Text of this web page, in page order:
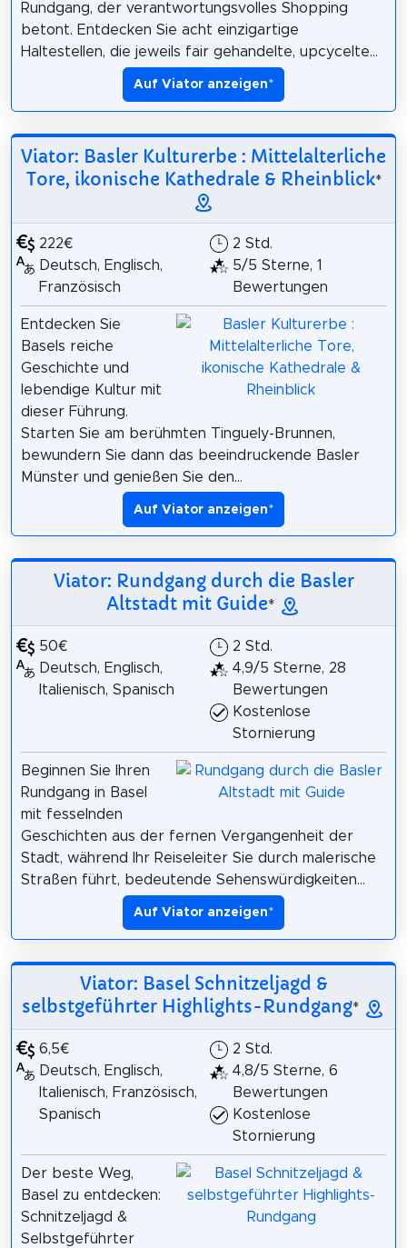
Rundgang, der verantwortungsvolles Shopping
betont. Entdecken Sie acht einzigartige
Haltestellen, die jeweils fair gehandelte, upcycelte...
Auf Viator anzeigen*
Viator: Basler Kulturerbe : Mittelalterliche
Tore, ikonische Kathedrale & Rheinblick*
222€
Deutsch, Englisch,
Französisch
2 Std.
5/5 Sterne, 1
Bewertungen
Entdecken Sie
Basels reiche
Geschichte und
lebendige Kultur mit
dieser Führung.
Starten Sie am berühmten Tinguely-Brunnen,
bewundern Sie dann das beeindruckende Basler
Münster und genießen Sie den...
Auf Viator anzeigen*
Viator: Rundgang durch die Basler
Altstadt mit Guide*
50€
Deutsch, Englisch,
Italienisch, Spanisch
2 Std.
4,9/5 Sterne, 28
Bewertungen
Kostenlose
Stornierung
Beginnen Sie Ihren
Rundgang in Basel
mit fesselnden
Geschichten aus der fernen Vergangenheit der
Stadt, während Ihr Reiseleiter Sie durch malerische
Straßen führt, bedeutende Sehenswürdigkeiten...
Auf Viator anzeigen*
Viator: Basel Schnitzeljagd &
selbstgeführter Highlights-Rundgang*
6,5€
Deutsch, Englisch,
Italienisch, Französisch,
Spanisch
2 Std.
4,8/5 Sterne, 6
Bewertungen
Kostenlose
Stornierung
Der beste Weg,
Basel zu entdecken:
Schnitzeljagd &
Selbstgeführter